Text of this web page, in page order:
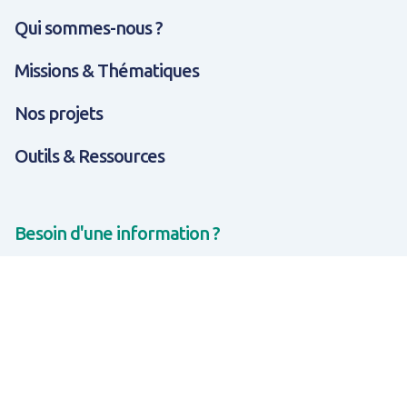
Qui sommes-nous ?
Missions & Thématiques
Nos projets
Outils & Ressources
Besoin d'une information ?